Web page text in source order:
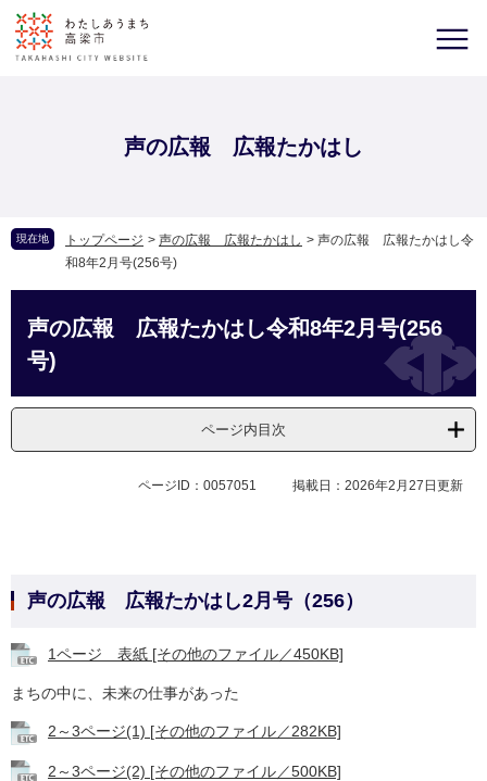
声の広報 広報たかはし
現在地 トップページ > 声の広報 広報たかはし > 声の広報 広報たかはし令
和8年2月号(256号)
声の広報 広報たかはし令和8年2月号(256
号)
ページ内目次
ページID：0057051 掲載日：2026年2月27日更新
声の広報 広報たかはし2月号（256）
1ページ 表紙 [その他のファイル／450KB]
まちの中に、未来の仕事があった
2～3ページ(1) [その他のファイル／282KB]
2～3ページ(2) [その他のファイル／500KB]